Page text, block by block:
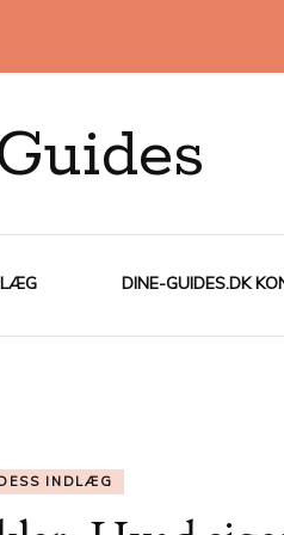
DINE-GUIDES.DK
INDLÆG